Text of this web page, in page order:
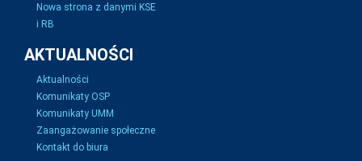
Nowa strona z danymi KSE
i RB
AKTUALNOŚCI
Aktualności
Komunikaty OSP
Komunikaty UMM
Zaangażowanie społeczne
Kontakt do biura